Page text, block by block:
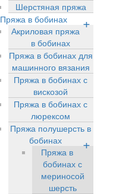
Шерстяная пряжа
Пряжа в бобинах
+
Акриловая пряжа
в бобинах
Пряжа в бобинах для
машинного вязания
Пряжа в бобинах с
вискозой
Пряжа в бобинах с
люрексом
Пряжа полушерсть в
бобинах
+
Пряжа в
бобинах с
мериносой
шерсть